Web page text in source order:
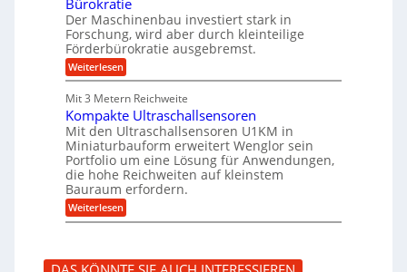
S
C
L
w
e
i
t
e
e
n
t
w
i
c
k
e
l
H
y
b
r
i
d
-
u
g
e
l
l
a
g
e
r
p
f
e
r
z
i
e
t
U
m
s
a
t
z
k
n
a
ü
Bürokratie
Der Maschinenbau investiert stark in
Forschung, wird aber durch kleinteilige
Förderbürokratie ausgebremst.
Weiterlesen:
M
s
c
h
i
n
e
n
b
a
u
r
Mit 3 Metern Reichweite
Kompakte Ultraschallsensoren
Mit den Ultraschallsensoren U1KM in
Miniaturbauform erweitert Wenglor sein
Portfolio um eine Lösung für Anwendungen,
die hohe Reichweiten auf kleinstem
Bauraum erfordern.
Weiterlesen:
K
p